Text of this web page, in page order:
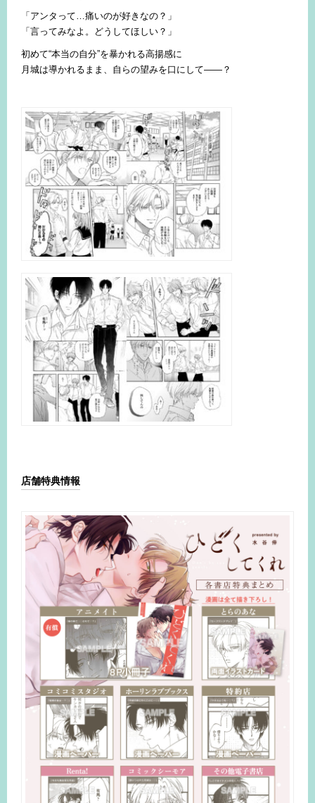
「アンタって…痛いのが好きなの？」
「言ってみなよ。どうしてほしい？」
初めて“本当の自分”を暴かれる高揚感に
月城は導かれるまま、自らの望みを口にして――？
店舗特典情報